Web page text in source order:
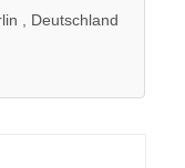
, Deutschland